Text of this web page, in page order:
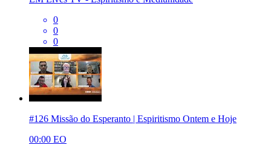
0
0
0
#126 Missão do Esperanto | Espiritismo Ontem e Hoje
00:00 EO